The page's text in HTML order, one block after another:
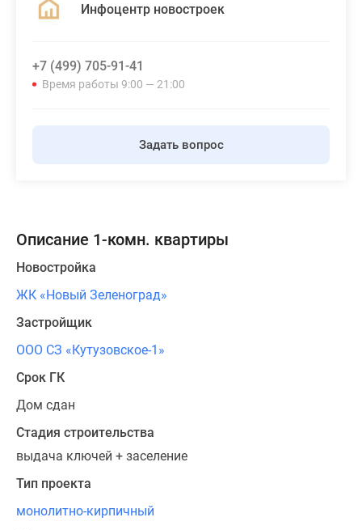
Инфоцентр новостроек
+7 (499) 705-91-41
Время работы 9:00 — 21:00
Задать вопрос
Описание 1-комн. квартиры
Новостройка
ЖК «Новый Зеленоград»
Застройщик
ООО СЗ «Кутузовское-1»
Срок ГК
Дом сдан
Стадия строительства
выдача ключей + заселение
Тип проекта
монолитно-кирпичный